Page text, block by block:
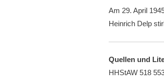
Am 29. April
Heinrich Delp
Quellen und
HHStAW 518